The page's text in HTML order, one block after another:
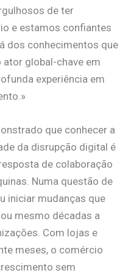
de ter
e estamos confiantes
dos conhecimentos que
global-chave em
experiência em
que conhecer a
da disrupção digital é
de colaboração
Numa questão de
iniciar mudanças que
mesmo décadas a
Com lojas e
meses, o comércio
sem